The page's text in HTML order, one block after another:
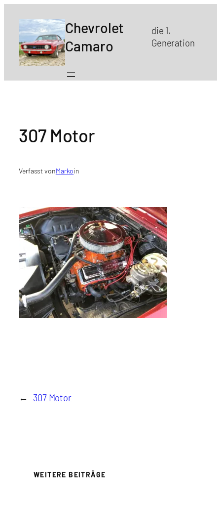
Inhalt
springen
Chevrolet
Camaro
die 1.
Generation
307 Motor
Verfasst vonMarkoin
← 307 Motor
WEITERE BEITRÄGE